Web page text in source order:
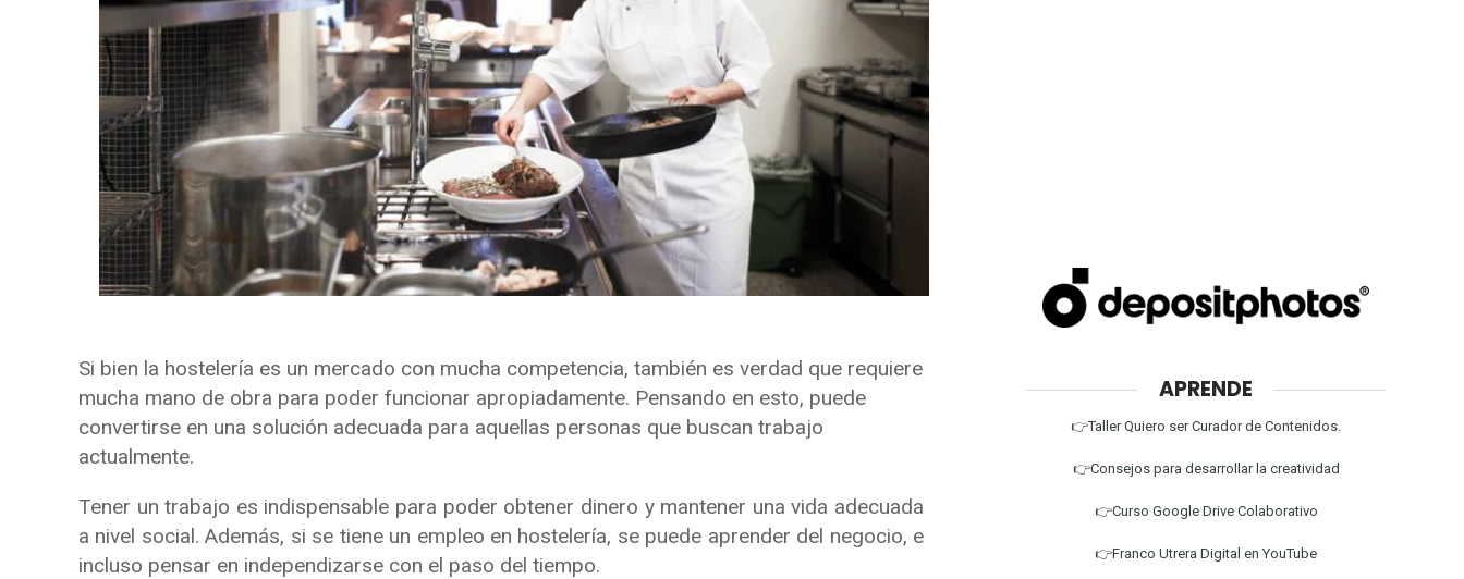
Si bien la hostelería es un mercado con mucha competencia, también es verdad que requiere
mucha mano de obra para poder funcionar apropiadamente. Pensando en esto, puede
convertirse en una solución adecuada para aquellas personas que buscan trabajo
actualmente.
Tener un trabajo es indispensable para poder obtener dinero y mantener una vida adecuada
a nivel social. Además, si se tiene un empleo en hostelería, se puede aprender del negocio, e
incluso pensar en independizarse con el paso del tiempo.
APRENDE
👉Taller Quiero ser Curador de Contenidos.
👉Consejos para desarrollar la creatividad
👉Curso Google Drive Colaborativo
👉Franco Utrera Digital en YouTube